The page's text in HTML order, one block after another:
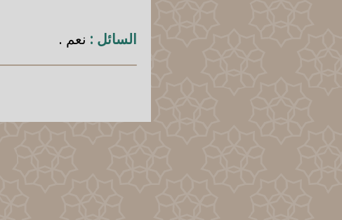
السائل : نعم .